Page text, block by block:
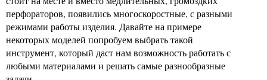
перфораторов, появились многоскоростные, с разными
режимами работы изделия. Давайте на примере
некоторых моделей попробуем выбрать такой
инструмент, который даст нам возможность работать с
любыми материалами и решать самые разнообразные